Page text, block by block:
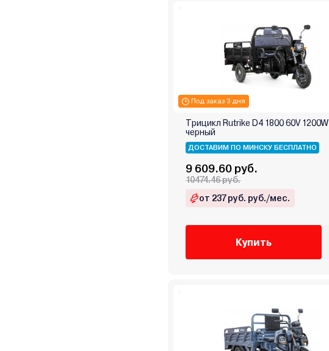
Под заказ 3 дня
Трицикл Rutrike D4 1800 60V 1200W
черный
ДОСТАВИМ ПО МИНСКУ БЕСПЛАТНО
9 609.60 руб.
10474.46 руб.
от 237 руб. руб./мес.
Купить